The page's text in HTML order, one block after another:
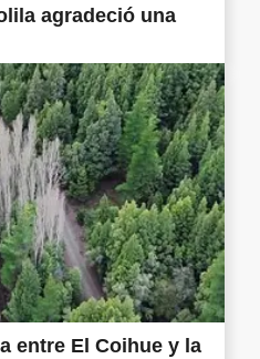
agradeció una
entre El Coihue y la